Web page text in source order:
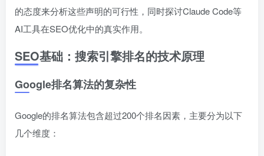
的态度来分析这些声明的可行性，同时探讨Claude Code等
AI工具在SEO优化中的真实作用。
SEO基础：搜索引擎排名的技术原理
Google排名算法的复杂性
Google的排名算法包含超过200个排名因素，主要分为以下
几个维度：